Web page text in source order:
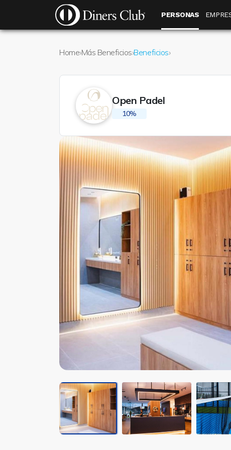
Pasar al contenido principal
Menú público
PERSONAS
Home›Más Beneficios›Beneficios›
Open Padel
10%